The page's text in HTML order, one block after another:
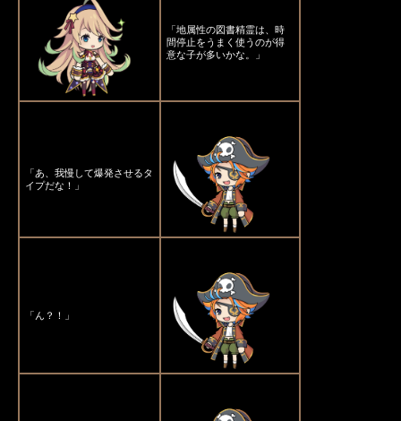
「地属性の図書精霊は、時
間停止をうまく使うのが得
意な子が多いかな。」
「あ、我慢して爆発させるタ
イプだな！」
「ん？！」